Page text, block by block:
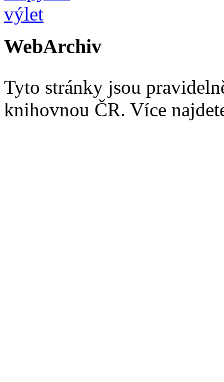
WebArchiv
Tyto stránky jsou
knihovnou ČR. Více